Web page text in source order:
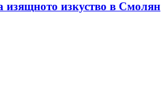
изящното изкуство в Смолян